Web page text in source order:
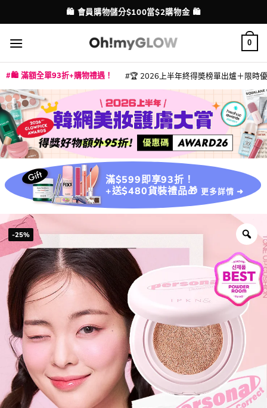
to
content
配送港澳
🛍️ 會員購物儲分$100當$2購物金 🛍️
💳 支援消費券、FPS、八達通、PAYME、信用卡付款
0
🛍️ 滿額全單93折+購物禮遇！ 🏆 2026上半年終得奬榜單出爐＋限時
滿$599即享93折！
+送$480貨裝禮品🎁 更多詳情 ➜
-25%